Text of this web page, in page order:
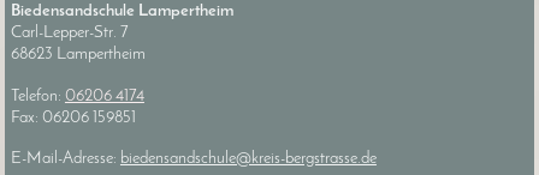
Biedensandschule Lampertheim
Carl-Lepper-Str. 7
68623 Lampertheim
Telefon: 06206 4174
Fax: 06206 159851
E-Mail-Adresse: biedensandschule@kreis-bergstrasse.de